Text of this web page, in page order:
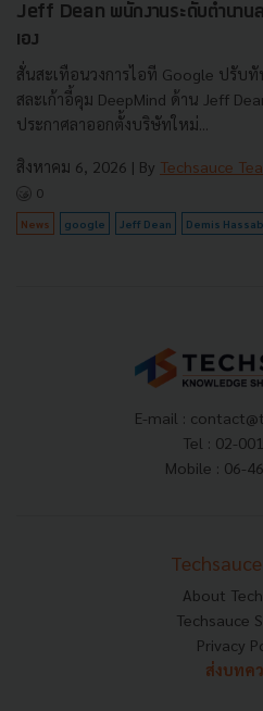
Jeff Dean พนักงานระดับตำนาน
เอง
สั่นสะเทือนวงการไอที Google ปรับ
สละเก้าอี้คุม DeepMind ด้าน Jeff
ประกาศลาออกตั้งบริษัทใหม่...
สิงหาคม 6, 2026 | By Techsauce
0
News google Jeff Dean Demis
E-mail :
Tel : 02-
Mobile : 06-
About
Techsauce
Privacy
ส่งบทค